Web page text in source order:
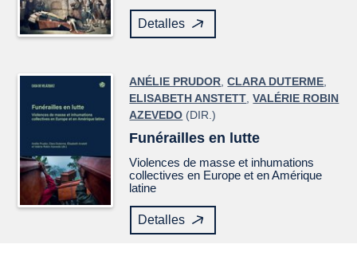
Detalles
ANÉLIE PRUDOR,CLARA DUTERME,
ELISABETH ANSTETT,VALÉRIE ROBIN
AZEVEDO (DIR.)
Funérailles en lutte
Violences de masse et inhumations
collectives en Europe et en Amérique
latine
Detalles